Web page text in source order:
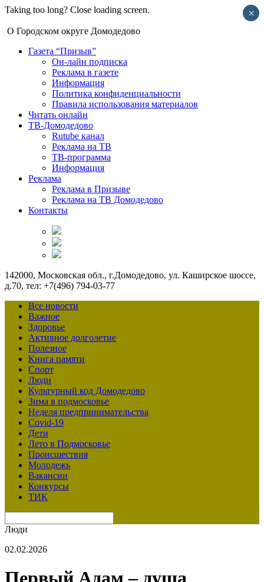
Taking too long? Close loading screen.
О Городском округе Домодедово
Газета “Призыв”
Он-лайн подписка
Реклама в газете
Информация
Политика конфиденциальности
Правила использования материалов
Читать онлайн
ТВ-Домодедово
Rutube канал
Реклама на ТВ
ТВ-программа
Информация
Реклама
Реклама в Призыве
Реклама на ТВ Домодедово
Контакты
142000, Московская обл., г.Домодедово, ул. Каширское шоссе,
д.70, тел: +7(496) 794-03-77
Все новости
Важное
Здоровье
Активное долголетие
Полезное
Книга памяти
Спорт
Люди
Культурный код Домодедово
Зима в подмосковье
Неделя предпринимательства
Covid-19
Дети
Лето в Подмосковье
Происшествия
Молодежь
Вакансии
Конкурсы
ТИК
Люди
02.02.2026
×